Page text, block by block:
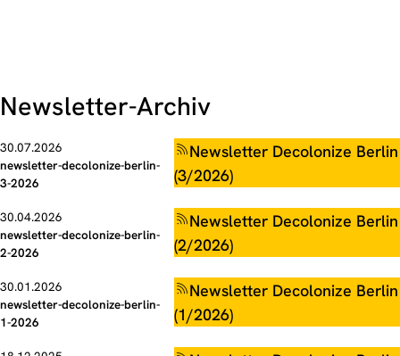
Newsletter-Archiv
30.07.2026
newsletter-decolonize-berlin-
3-2026
Newsletter Decolonize Berlin
(3/2026)
30.04.2026
newsletter-decolonize-berlin-
2-2026
Newsletter Decolonize Berlin
(2/2026)
30.01.2026
newsletter-decolonize-berlin-
1-2026
Newsletter Decolonize Berlin
(1/2026)